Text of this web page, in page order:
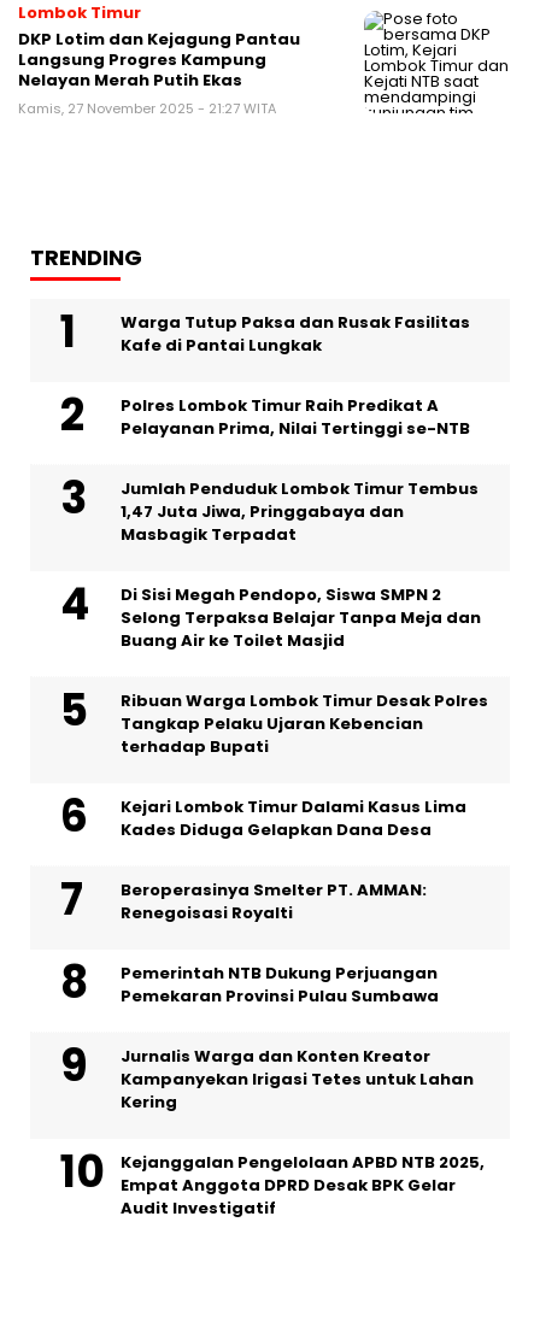
Lombok Timur
DKP Lotim dan Kejagung Pantau
Langsung Progres Kampung
Nelayan Merah Putih Ekas
Kamis, 27 November 2025 - 21:27 WITA
TRENDING
Warga Tutup Paksa dan Rusak Fasilitas
Kafe di Pantai Lungkak
Polres Lombok Timur Raih Predikat A
Pelayanan Prima, Nilai Tertinggi se-NTB
Jumlah Penduduk Lombok Timur Tembus
1,47 Juta Jiwa, Pringgabaya dan
Masbagik Terpadat
Di Sisi Megah Pendopo, Siswa SMPN 2
Selong Terpaksa Belajar Tanpa Meja dan
Buang Air ke Toilet Masjid
Ribuan Warga Lombok Timur Desak Polres
Tangkap Pelaku Ujaran Kebencian
terhadap Bupati
Kejari Lombok Timur Dalami Kasus Lima
Kades Diduga Gelapkan Dana Desa
Beroperasinya Smelter PT. AMMAN:
Renegoisasi Royalti
Pemerintah NTB Dukung Perjuangan
Pemekaran Provinsi Pulau Sumbawa
Jurnalis Warga dan Konten Kreator
Kampanyekan Irigasi Tetes untuk Lahan
Kering
Kejanggalan Pengelolaan APBD NTB 2025,
Empat Anggota DPRD Desak BPK Gelar
Audit Investigatif